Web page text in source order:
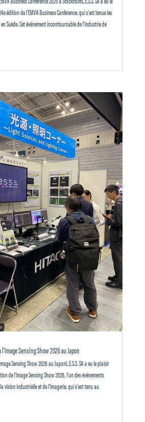
édition de l’EMVA Business Conference, qui s’est tenue les
Suède. Cet événement incontournable de l’industrie de
l’Image Sensing Show 2026 au Japon
Sensing Show 2026 au JaponL.E.S.S. SA a eu le plaisir
de l’Image Sensing Show 2026, l’un des événements
vision industrielle et de l’imagerie, qui s’est tenu au